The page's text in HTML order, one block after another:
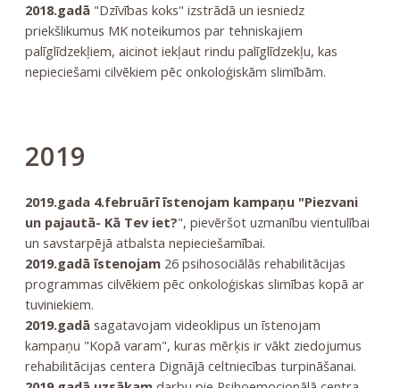
2018.gadā"Dzīvības koks" izstrādā un iesniedz
priekšlikumus MK noteikumos par tehniskajiem
palīglīdzekļiem, aicinot iekļaut rindu palīglīdzekļu, kas
nepieciešami cilvēkiem pēc onkoloģiskām slimībām.
2019
2019.gada 4.februārī īstenojam kampaņu "Piezvani
un pajautā- Kā Tev iet?", pievēršot uzmanību vientulībai
un savstarpējā atbalsta nepieciešamībai.
2019.gadā īstenojam26 psihosociālās rehabilitācijas
programmas cilvēkiem pēc onkoloģiskas slimības kopā ar
tuviniekiem.
2019.gadāsagatavojam videoklipus un īstenojam
kampaņu "Kopā varam", kuras mērķis ir vākt ziedojumus
rehabilitācijas centera Dignājā celtniecības turpināšanai.